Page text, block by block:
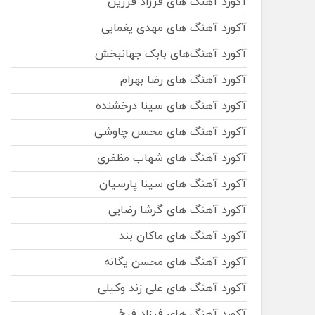
آکورد آهنگ های مهدی یغمایی
آکورد آهنگ‌های بابک جهانبخش
آکورد آهنگ های رضا بهرام
آکورد آهنگ های سینا درخشنده
آکورد آهنگ های محسن چاوشی
آکورد آهنگ های شهاب مظفری
آکورد آهنگ های سینا پارسیان
آکورد آهنگ های گرشا رضایی
آکورد آهنگ های ماکان بند
آکورد آهنگ های محسن یگانه
آکورد آهنگ های علی زند وکیلی